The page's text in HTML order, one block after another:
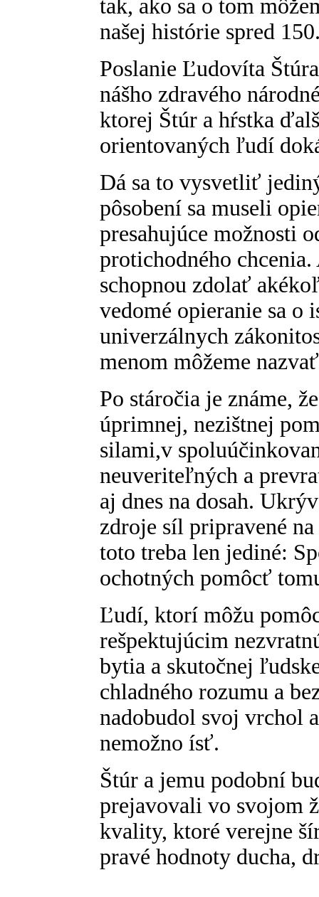
tak, ako sa o tom
našej histórie spred
Poslanie Ľudovíta
nášho zdravého
ktorej Štúr a hŕstka
orientovaných ľudí
Dá sa to vysvetliť
pôsobení sa museli
presahujúce možnosti
protichodného
schopnou zdolať
vedomé opieranie sa o
univerzálnych
menom môžeme
Po stáročia je známe,
úprimnej, nezištnej
silami,v
neuveriteľných a
aj dnes na dosah.
zdroje síl pripravené
toto treba len jediné:
ochotných pomôcť
Ľudí, ktorí môžu
rešpektujúcim
bytia a skutočnej
chladného rozumu a
nadobudol svoj vrchol
nemožno ísť.
Štúr a jemu podobní
prejavovali vo svojom
kvality, ktoré verejne
pravé hodnoty ducha,